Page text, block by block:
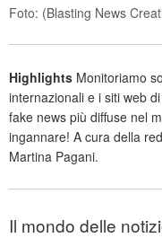
Foto: (Blasting News
Highlights Monitoriamo
internazionali e i siti web
fake news più diffuse nel
ingannare! A cura della
Martina Pagani.
Il mondo delle